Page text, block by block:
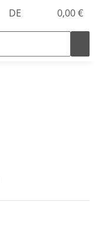
DE 0,00 €